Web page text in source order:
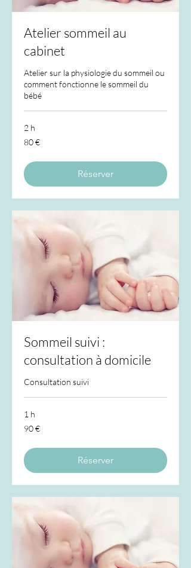
Atelier sommeil au
cabinet
Atelier sur la physiologie du sommeil ou
comment fonctionne le sommeil du
bébé
2 h
80
euros
80 €
Réserver
Sommeil suivi :
consultation à domicile
Consultation suivi
1 h
90
euros
90 €
Réserver